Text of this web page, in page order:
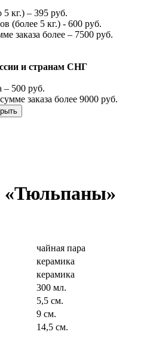
5 кг.) – 395 руб.
(более 5 кг.) - 600 руб.
заказа более – 7500 руб.
и странам СНГ
– 500 руб.
заказа более 9000 руб.
«Тюльпаны»
чайная пара
керамика
керамика
300 мл.
5,5 см.
9 см.
14,5 см.